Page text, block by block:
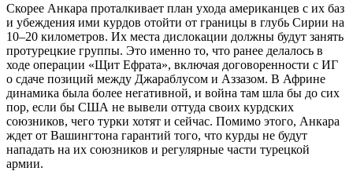
Скорее Анкара проталкивает план ухода американцев с их баз
и убеждения ими курдов отойти от границы в глубь Сирии на
10–20 километров. Их места дислокации должны будут занять
протурецкие группы. Это именно то, что ранее делалось в
ходе операции «Щит Ефрата», включая договоренности с ИГ
о сдаче позиций между Джараблусом и Аззазом. В Африне
динамика была более негативной, и война там шла бы до сих
пор, если бы США не вывели оттуда своих курдских
союзников, чего турки хотят и сейчас. Помимо этого, Анкара
ждет от Вашингтона гарантий того, что курды не будут
нападать на их союзников и регулярные части турецкой
армии.